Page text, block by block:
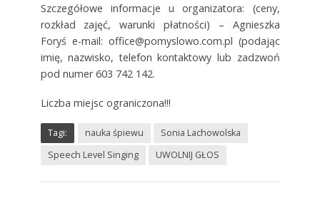
Szczegółowe informacje u organizatora: (ceny,
rozkład zajęć, warunki płatności) – Agnieszka
Foryś e-mail: office@pomyslowo.com.pl (podając
imię, nazwisko, telefon kontaktowy lub zadzwoń
pod numer 603 742 142.
Liczba miejsc ograniczona!!!
Tagi: nauka śpiewu
Sonia Lachowolska
Speech Level Singing
UWOLNIJ GŁOS